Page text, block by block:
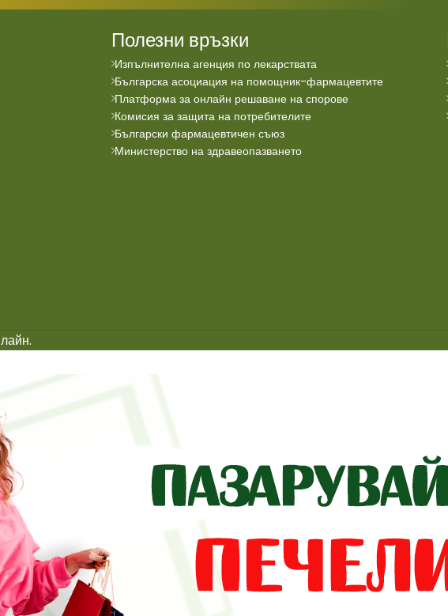
Полезни връзки
Изпълнителна агенция по лекарствата
Българска асоциация на помощник-фармацевтите
Платформа за онлайн решаване на спорове
Комисия за защита на потребителите
Български фармацевтичен съюз
Министерство на здравеопазването